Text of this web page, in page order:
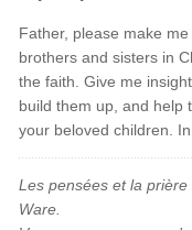
Father, please make
brothers and sisters in
the faith. Give me
build them up, and help
your beloved children.
Les pensées et la
Ware.